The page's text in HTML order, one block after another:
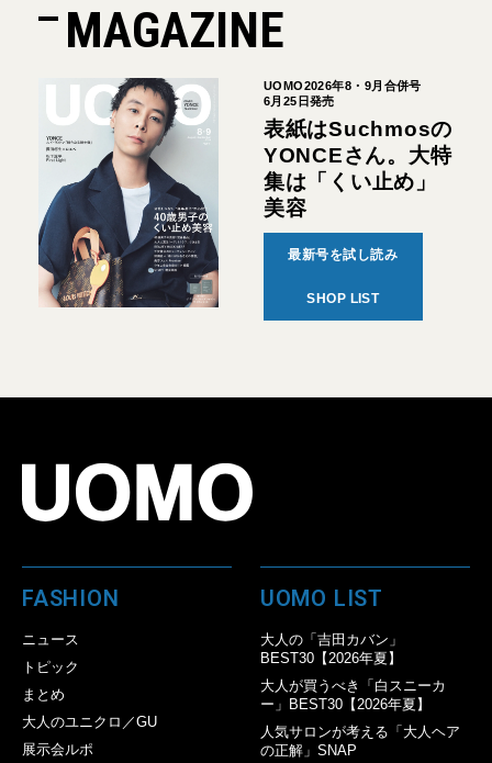
MAGAZINE
UOMO2026年8・9月合併号
6月25日発売
表紙はSuchmosの
YONCEさん。大特
集は「くい止め」
美容
最新号を試し読み
SHOP LIST
FASHION
ニュース
トピック
まとめ
大人のユニクロ／GU
展示会ルポ
UOMO LIST
大人の「吉田カバン」
BEST30【2026年夏】
大人が買うべき「白スニーカ
ー」BEST30【2026年夏】
人気サロンが考える「大人ヘア
の正解」SNAP